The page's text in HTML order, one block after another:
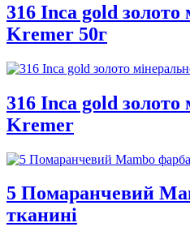
316 Inca gold золото
Kremer 50г
316 Inca gold золото
Kremer
5 Помаранчевий
тканині